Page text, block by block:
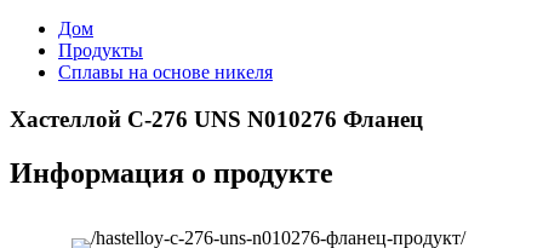
Дом
Продукты
Сплавы на основе никеля
Хастеллой C-276 UNS N010276 Фланец
Информация о продукте